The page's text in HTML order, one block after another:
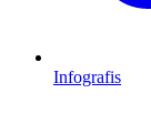
Infografis